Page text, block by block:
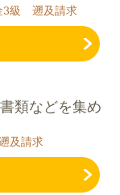
3級 遡及請求
類などを集め
及請求